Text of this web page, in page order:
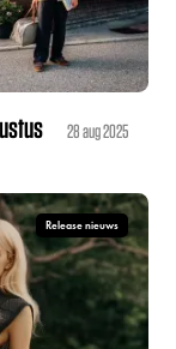
28 aug 2025
Release nieuws